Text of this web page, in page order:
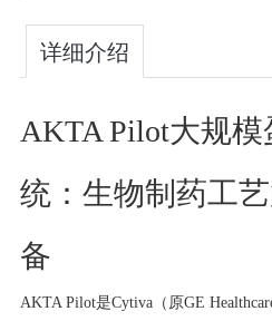
详细介绍
AKTA Pilot大规
统：生物制药工
备
AKTA Pilot是Cytiva（原GE